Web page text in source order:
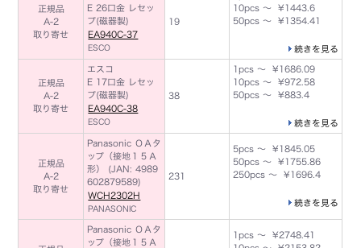
正規品
A-2
取り寄せ
E 26口金 レセッ
プ(磁器製)
EA940C-37
ESCO
19
10pcs ～ ¥1443.6
50pcs ～ ¥1354.41
続きを見る
正規品
A-2
取り寄せ
エスコ
E 17口金 レセッ
プ(磁器製)
EA940C-38
ESCO
38
1pcs ～ ¥1686.09
10pcs ～ ¥972.58
50pcs ～ ¥883.4
続きを見る
正規品
A-2
取り寄せ
Panasonic ＯＡタ
ップ（接地１５Ａ
形） (JAN: 4989
602879589)
WCH2302H
PANASONIC
231
5pcs ～ ¥1845.05
50pcs ～ ¥1755.86
250pcs ～ ¥1696.4
続きを見る
Panasonic ＯＡタ
ップ（接地１５Ａ
1pcs ～ ¥2748.41